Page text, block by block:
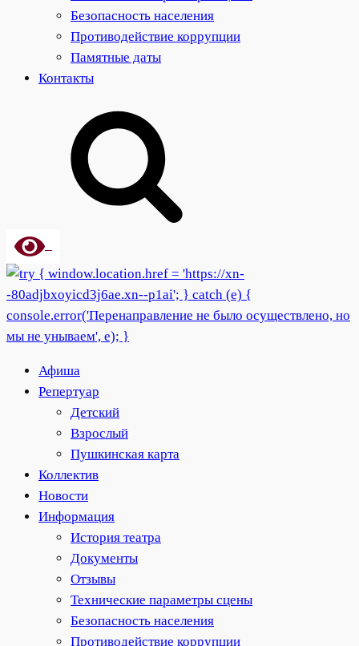
Безопасность населения
Противодействие коррупции
Памятные даты
Контакты
Афиша
Репертуар
Детский
Взрослый
Пушкинская карта
Коллектив
Новости
Информация
История театра
Документы
Отзывы
Технические параметры сцены
Безопасность населения
Противодействие коррупции